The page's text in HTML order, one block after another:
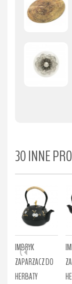
30 INNE
IMBRYK
ZAPARZACZ DO
HERBATY